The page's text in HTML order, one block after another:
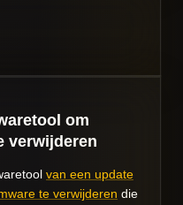
om
verwijderen
van een update
te verwijderen die